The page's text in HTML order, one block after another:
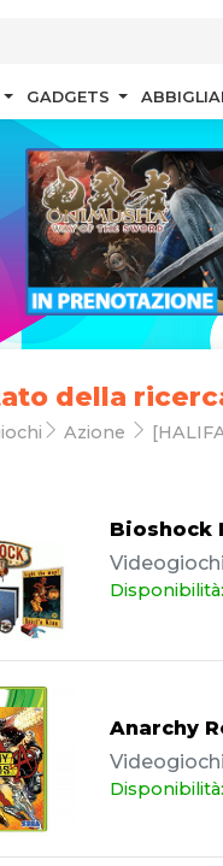
GADGETS
della
Azione
Bioshock
Anarchy